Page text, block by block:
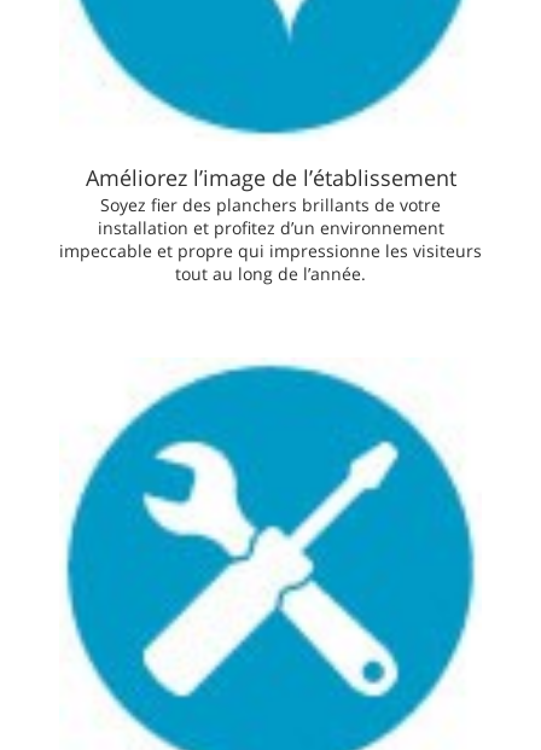
Améliorez l’image de l’établissement
Soyez fier des planchers brillants de votre
installation et profitez d’un environnement
impeccable et propre qui impressionne les visiteurs
tout au long de l’année.